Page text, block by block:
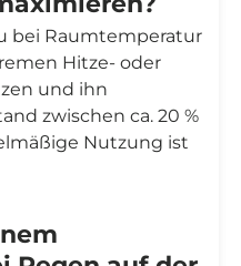
bei Raumtemperatur
Hitze- oder
und ihn
zwischen ca. 20 %
Nutzung ist